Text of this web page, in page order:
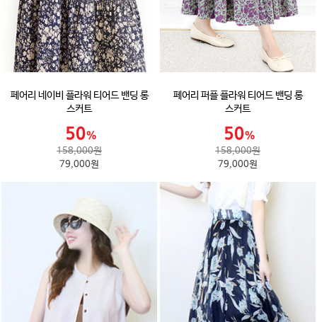
페어리 네이비 플라워 티어드 밴딩 롱
스커트
158,000원
79,000원
페어리 퍼플 플라워 티어드 밴딩 롱
스커트
158,000원
79,000원